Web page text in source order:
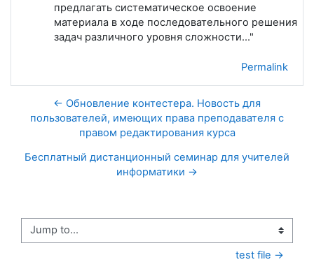
предлагать систематическое освоение
материала в ходе последовательного решения
задач различного уровня сложности..."
Permalink
← Обновление контестера. Новость для
пользователей, имеющих права преподавателя с
правом редактирования курса
Бесплатный дистанционный семинар для учителей
информатики →
Jump to...
test file →